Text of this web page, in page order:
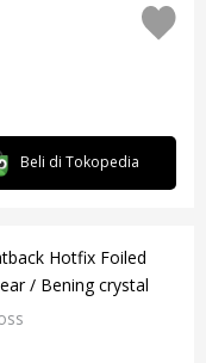
Beli di Tokopedia
Hotfix Foiled
/ Bening crystal